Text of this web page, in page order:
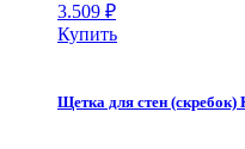
3.509 ₽
Купить
Щетка для стен